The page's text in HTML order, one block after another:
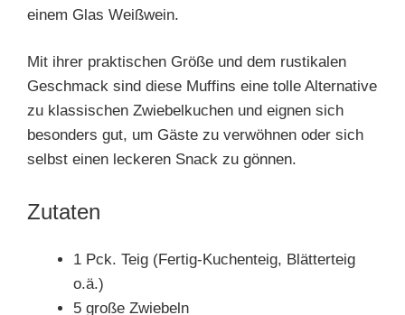
einem Glas Weißwein.
Mit ihrer praktischen Größe und dem rustikalen
Geschmack sind diese Muffins eine tolle Alternative
zu klassischen Zwiebelkuchen und eignen sich
besonders gut, um Gäste zu verwöhnen oder sich
selbst einen leckeren Snack zu gönnen.
Zutaten
1 Pck. Teig (Fertig-Kuchenteig, Blätterteig
o.ä.)
5 große Zwiebeln